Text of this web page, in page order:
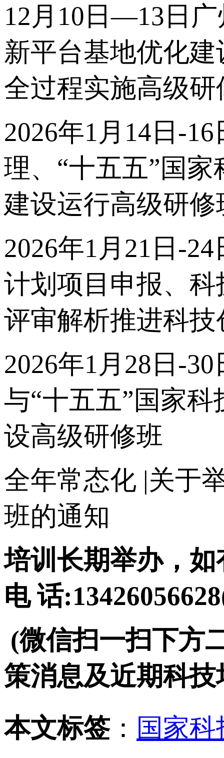
12月10日—13日
新平台基地优化
全过程实施高级研
2026年1月14日-
理、“十五五”国
建设运行高级研修
2026年1月21日-
计划项目申报、
评审解析推进科
2026年1月28日-
与“十五五”国家
设高级研修班
全年常态化 |关于
班的通知
培训长期举办，
电 话
(微信扫一扫下方
策消息及近期科
本文标签： 国家